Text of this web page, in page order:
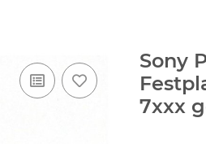
Sony
7xxx